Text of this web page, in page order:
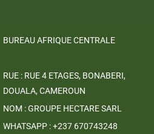
BUREAU AFRIQUE CENTRALE
RUE : RUE 4 ETAGES, BONABERI,
DOUALA, CAMEROUN
NOM : GROUPE HECTARE SARL
WHATSAPP : +237 670743248